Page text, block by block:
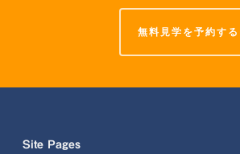
無料見学を予約する
Site Pages